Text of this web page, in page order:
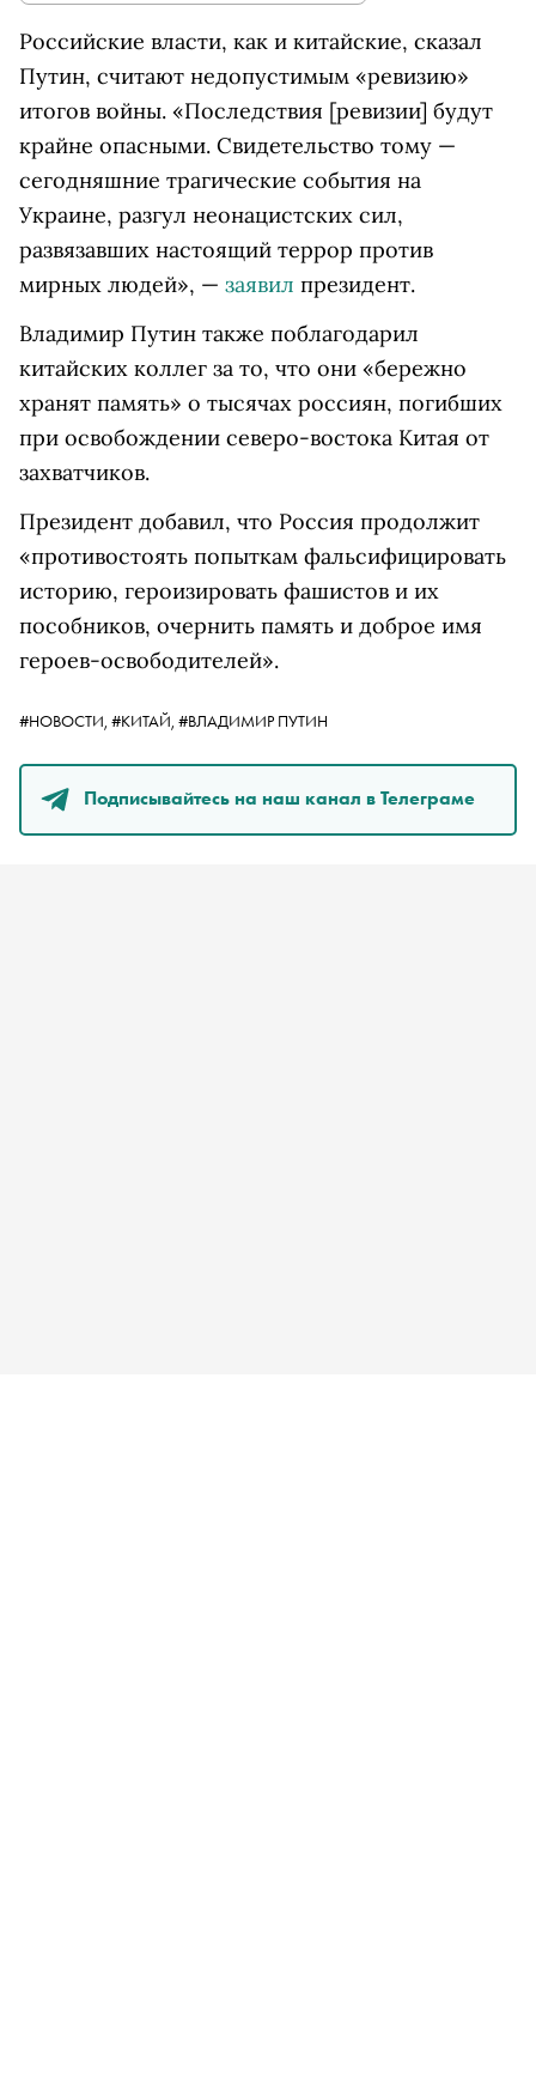
Российские власти, как и китайские, сказал
Путин, считают недопустимым «ревизию»
итогов войны. «Последствия [ревизии] будут
крайне опасными. Свидетельство тому —
сегодняшние трагические события на
Украине, разгул неонацистских сил,
развязавших настоящий террор против
мирных людей», — заявил президент.
Владимир Путин также поблагодарил
китайских коллег за то, что они «бережно
хранят память» о тысячах россиян, погибших
при освобождении северо-востока Китая от
захватчиков.
Президент добавил, что Россия продолжит
«противостоять попыткам фальсифицировать
историю, героизировать фашистов и их
пособников, очернить память и доброе имя
героев-освободителей».
#НОВОСТИ, #КИТАЙ, #ВЛАДИМИР ПУТИН
Подписывайтесь на наш канал в Телеграме